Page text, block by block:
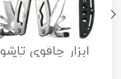
ابزار چاقوی تاشو
مدل Stanley